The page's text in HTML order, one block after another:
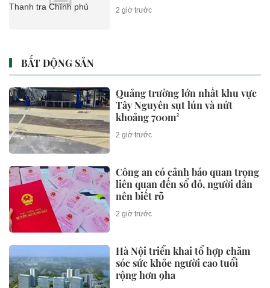
2 giờ trước
BẤT ĐỘNG SẢN
Quảng trường lớn nhất khu vực
Tây Nguyên sụt lún và nứt
khoảng 700m²
2 giờ trước
Công an có cảnh báo quan trọng
liên quan đến sổ đỏ, người dân
nên biết rõ
2 giờ trước
Hà Nội triển khai tổ hợp chăm
sóc sức khỏe người cao tuổi
rộng hơn 9ha